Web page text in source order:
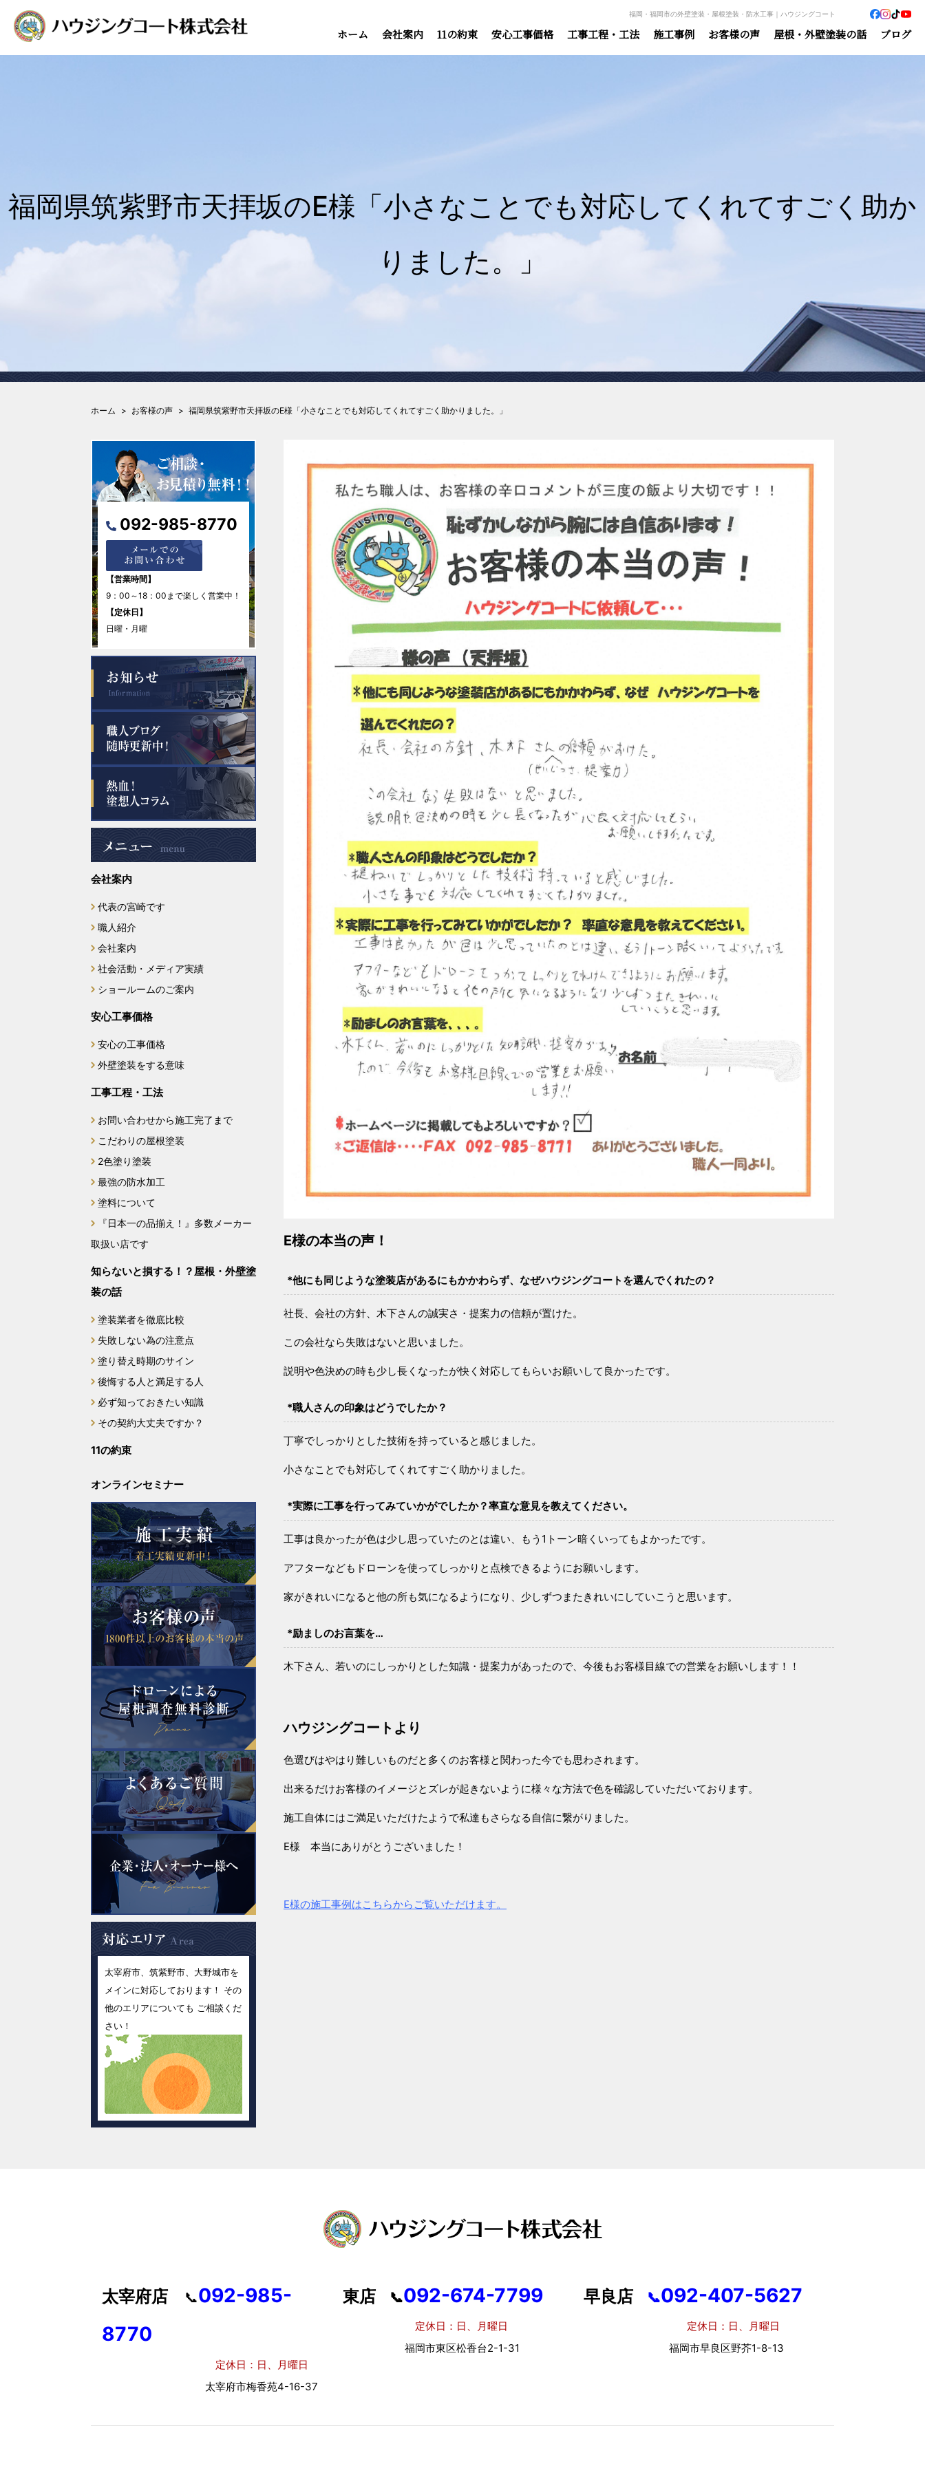
福岡・福岡市の外壁塗装・屋根塗装・防水工事｜ハウジングコート
ホーム 会社案内 11の約束 安心工事価格 工事工程・工法 施工事例 お客様の声 屋根・外壁塗装の話 ブログ
福岡県筑紫野市天拝坂のE様「小さなことでも対応してくれてすごく助か
りました。」
ホーム お客様の声 福岡県筑紫野市天拝坂のE様「小さなことでも対応してくれてすごく助かりました。」
E様の本当の声！
*他にも同じような塗装店があるにもかかわらず、なぜハウジングコートを選んでくれたの？
社長、会社の方針、木下さんの誠実さ・提案力の信頼が置けた。
この会社なら失敗はないと思いました。
説明や色決めの時も少し長くなったが快く対応してもらいお願いして良かったです。
*職人さんの印象はどうでしたか？
丁寧でしっかりとした技術を持っていると感じました。
小さなことでも対応してくれてすごく助かりました。
*実際に工事を行ってみていかがでしたか？率直な意見を教えてください。
工事は良かったが色は少し思っていたのとは違い、もう1トーン暗くいってもよかったです。
アフターなどもドローンを使ってしっかりと点検できるようにお願いします。
家がきれいになると他の所も気になるようになり、少しずつまたきれいにしていこうと思います。
*励ましのお言葉を…
木下さん、若いのにしっかりとした知識・提案力があったので、今後もお客様目線での営業をお願いします！！
ハウジングコートより
色選びはやはり難しいものだと多くのお客様と関わった今でも思わされます。
出来るだけお客様のイメージとズレが起きないように様々な方法で色を確認していただいております。
施工自体にはご満足いただけたようで私達もさらなる自信に繋がりました。
E様 本当にありがとうございました！
E様の施工事例はこちらからご覧いただけます。
092-985-8770
【営業時間】
9：00～18：00まで楽しく営業中！
【定休日】
日曜・月曜
会社案内
代表の宮崎です
職人紹介
会社案内
社会活動・メディア実績
ショールームのご案内
安心工事価格
安心の工事価格
外壁塗装をする意味
工事工程・工法
お問い合わせから施工完了まで
こだわりの屋根塗装
2色塗り塗装
最強の防水加工
塗料について
『日本一の品揃え！』多数メーカー
取扱い店です
知らないと損する！？屋根・外壁塗
装の話
塗装業者を徹底比較
失敗しない為の注意点
塗り替え時期のサイン
後悔する人と満足する人
必ず知っておきたい知識
その契約大丈夫ですか？
11の約束
オンラインセミナー
太宰府市、筑紫野市、大野城市を
メインに対応しております！ その
他のエリアについても ご相談くだ
さい！
太宰府店 📞092-985-
8770
定休日：日、月曜日
太宰府市梅香苑4-16-37
東店 📞092-674-7799
定休日：日、月曜日
福岡市東区松香台2-1-31
早良店 📞092-407-5627
定休日：日、月曜日
福岡市早良区野芥1-8-13